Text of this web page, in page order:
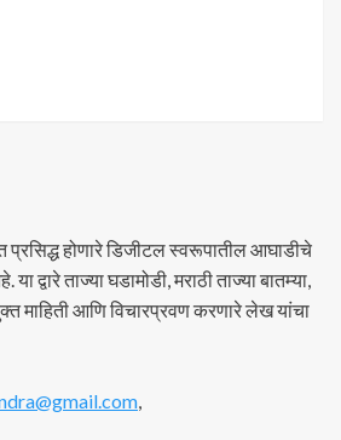
प्रसिद्ध होणारे डिजीटल स्वरूपातील आघाडीचे
द्वारे ताज्या घडामोडी, मराठी ताज्या बातम्या,
माहिती आणि विचारप्रवण करणारे लेख यांचा
,